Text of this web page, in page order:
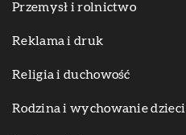
Przemysł i rolnictwo
Reklama i druk
Religia i duchowość
Rodzina i wychowanie dzieci